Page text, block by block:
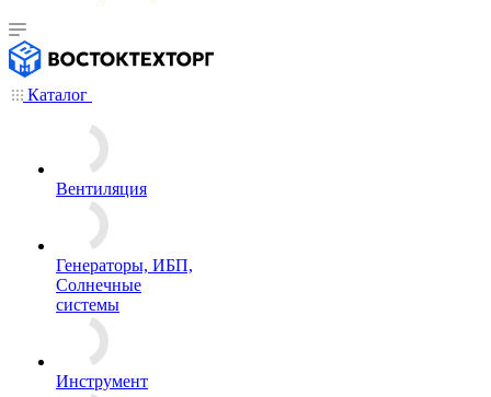
Каталог
Вентиляция
Генераторы, ИБП,
Солнечные
системы
Инструмент